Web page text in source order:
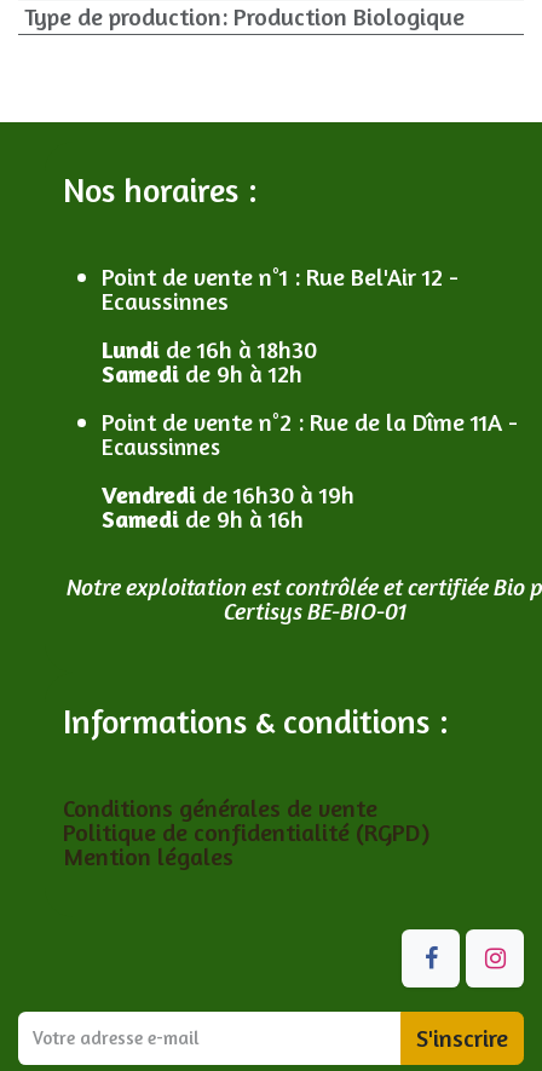
Type de production: Production Biologique
Nos horaires :
Point de vente n°1 : Rue Bel'Air 12 -
Ecaussinnes
Lundi de 16h à 18h30
Samedi de 9h à 12h
Point de vente n°2 : Rue de la Dîme 11A -
Ecaussinnes
Vendredi de 16h30 à 19h
Samedi de 9h à 16h
Notre exploitation est contrôlée et certifiée Bio
Certisys BE-BIO-01
Informations & conditions :
Conditions générales de vente
Politique de confidentialité (RGPD)
Mention légales
S'inscrire